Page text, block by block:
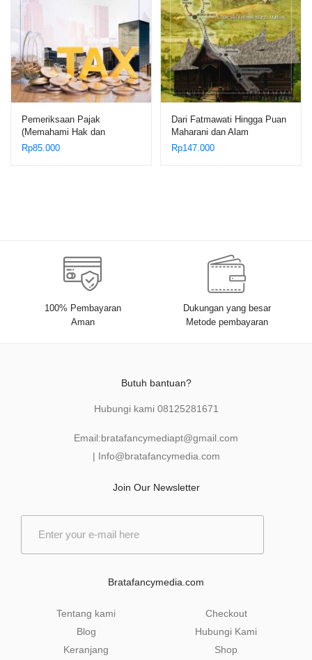
Pemeriksaan Pajak
(Memahami Hak dan
Kewajiban dalam Pengujian
Rp85.000
Dari Fatmawati Hingga Puan
Maharani dan Alam
Minangkabau – Dr. Siti
Rp147.000
100% Pembayaran
Aman
Dukungan yang besar
Metode pembayaran
Butuh bantuan?
Hubungi kami 08125281671
Email:bratafancymediapt@gmail.com
| Info@bratafancymedia.com
Join Our Newsletter
Bratafancymedia.com
Tentang kami
Blog
Keranjang
Checkout
Hubungi Kami
Shop